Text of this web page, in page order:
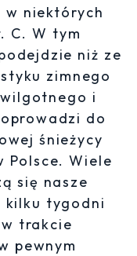
w niektórych
C. W tym
niż ze
zimnego
i
do
śnieżycy
Polsce. Wiele
się nasze
kilku tygodni
trakcie
pewnym